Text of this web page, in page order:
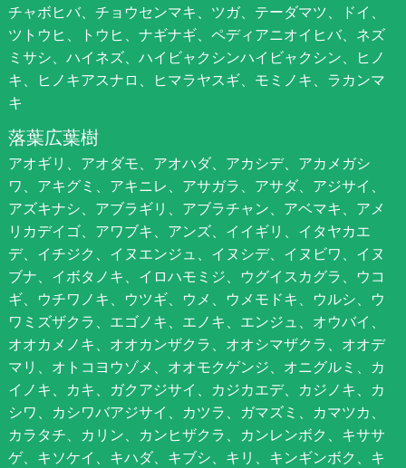
チャボヒバ、チョウセンマキ、ツガ、テーダマツ、ドイ、
ツトウヒ、トウヒ、ナギナギ、ペディアニオイヒバ、ネズ
ミサシ、ハイネズ、ハイビャクシンハイビャクシン、ヒノ
キ、ヒノキアスナロ、ヒマラヤスギ、モミノキ、ラカンマ
キ
落葉広葉樹
アオギリ、アオダモ、アオハダ、アカシデ、アカメガシ
ワ、アキグミ、アキニレ、アサガラ、アサダ、アジサイ、
アズキナシ、アブラギリ、アブラチャン、アベマキ、アメ
リカデイゴ、アワブキ、アンズ、イイギリ、イタヤカエ
デ、イチジク、イヌエンジュ、イヌシデ、イヌビワ、イヌ
ブナ、イボタノキ、イロハモミジ、ウグイスカグラ、ウコ
ギ、ウチワノキ、ウツギ、ウメ、ウメモドキ、ウルシ、ウ
ワミズザクラ、エゴノキ、エノキ、エンジュ、オウバイ、
オオカメノキ、オオカンザクラ、オオシマザクラ、オオデ
マリ、オトコヨウゾメ、オオモクゲンジ、オニグルミ、カ
イノキ、カキ、ガクアジサイ、カジカエデ、カジノキ、カ
シワ、カシワバアジサイ、カツラ、ガマズミ、カマツカ、
カラタチ、カリン、カンヒザクラ、カンレンボク、キササ
ゲ、キソケイ、キハダ、キブシ、キリ、キンギンボク、キ